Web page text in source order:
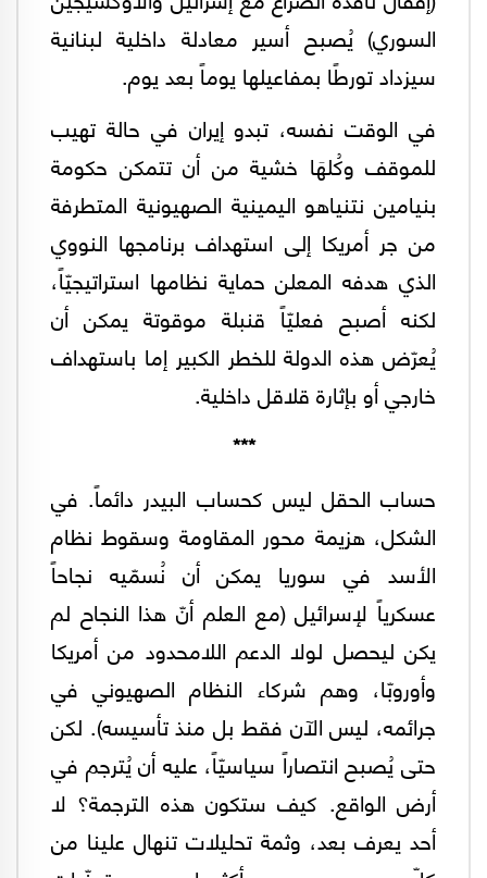
السوري) يُصبح أسير معادلة داخلية لبنانية
سيزداد تورطًا بمفاعيلها يوماً بعد يوم.
في الوقت نفسه، تبدو إيران في حالة تهيب
للموقف وكُلهَا خشية من أن تتمكن حكومة
بنيامين نتنياهو اليمينية الصهيونية المتطرفة
من جر أمريكا إلى استهداف برنامجها النووي
الذي هدفه المعلن حماية نظامها استراتيجيّاً،
لكنه أصبح فعليّاً قنبلة موقوتة يمكن أن
يُعرّض هذه الدولة للخطر الكبير إما باستهداف
خارجي أو بإثارة قلاقل داخلية.
***
حساب الحقل ليس كحساب البيدر دائماً. في
الشكل، هزيمة محور المقاومة وسقوط نظام
الأسد في سوريا يمكن أن نُسمّيه نجاحاً
عسكرياً لإسرائيل (مع العلم أنّ هذا النجاح لم
يكن ليحصل لولا الدعم اللامحدود من أمريكا
وأوروبّا، وهم شركاء النظام الصهيوني في
جرائمه، ليس الآن فقط بل منذ تأسيسه). لكن
حتى يُصبح انتصاراً سياسيّاً، عليه أن يُترجم في
أرض الواقع. كيف ستكون هذه الترجمة؟ لا
أحد يعرف بعد، وثمة تحليلات تنهال علينا من